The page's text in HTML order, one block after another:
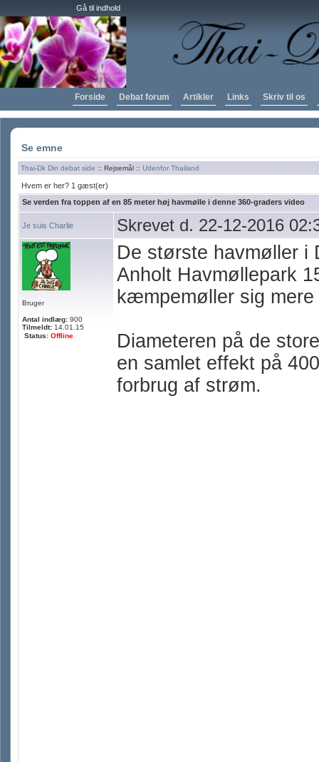
Gå til indhold
Forside Debat forum Artikler Links Skriv til os
Se emne
Thai-Dk Din debat side :: Rejsemål :: Udenfor Thailand
Hvem er her? 1 gæst(er)
Se verden fra toppen af en 85 meter høj havmølle i denne 360-graders video
Je suis Charlie Skrevet d. 22-12-2016
Bruger
Antal indlæg: 900
Tilmeldt: 14.01.15
Status: Offline
De største havmøller i
Anholt Havmøllepark
kæmpemøller sig
Diameteren på de
en samlet effekt på
forbrug af strøm.